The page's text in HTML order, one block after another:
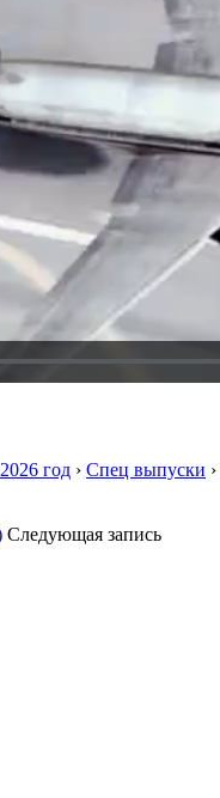
год › Спец выпуски ›
Следующая запись